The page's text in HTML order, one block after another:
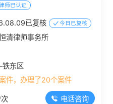
师已认证
已复核 今日已复核
清律师事务所
铁东区
件，办理了20个案件
电话咨询